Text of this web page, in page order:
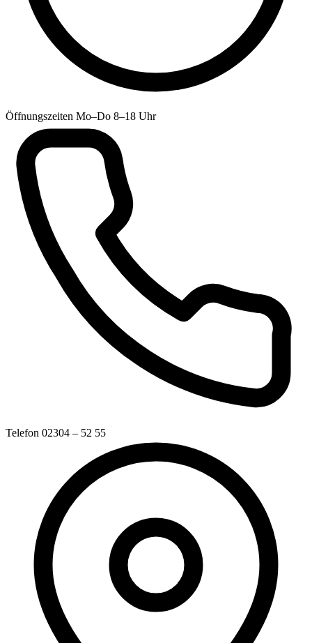
Öffnungszeiten Mo–Do 8–18 Uhr
Telefon 02304 – 52 55